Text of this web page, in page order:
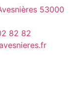
53000
82 82